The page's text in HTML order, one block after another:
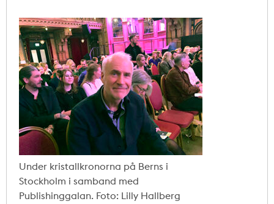
Under kristallkronorna på Berns i
Stockholm i samband med
Publishinggalan. Foto: Lilly Hallberg